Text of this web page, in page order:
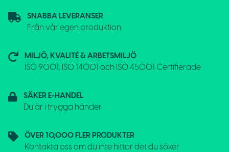
SNABBA LEVERANSER
Från vår egen produktion
MILJÖ, KVALITÉ & ARBETSMILJÖ
ISO 9001, ISO 14001 och ISO 45001 Certifierade
SÄKER E-HANDEL
Du är i trygga händer
ÖVER 10,000 FLER PRODUKTER
Kontakta oss om du inte hittar det du söker